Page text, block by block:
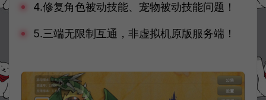
4.修复角色被动技能、宠物被动技能问题！
5.三端无限制互通，非虚拟机原版服务端！